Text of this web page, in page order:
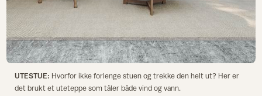
UTESTUE: Hvorfor ikke forlenge stuen og trekke den helt ut? Her er
det brukt et uteteppe som tåler både vind og vann.